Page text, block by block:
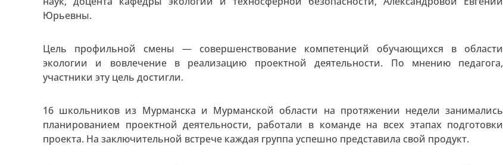
Юрьевны.
Цель профильной смены — совершенствование компетенций обучающихся в области
экологии и вовлечение в реализацию проектной деятельности. По мнению педагога,
участники эту цель достигли.
16 школьников из Мурманска и Мурманской области на протяжении недели занимались
планированием проектной деятельности, работали в команде на всех этапах подготовки
проекта. На заключительной встрече каждая группа успешно представила свой продукт.